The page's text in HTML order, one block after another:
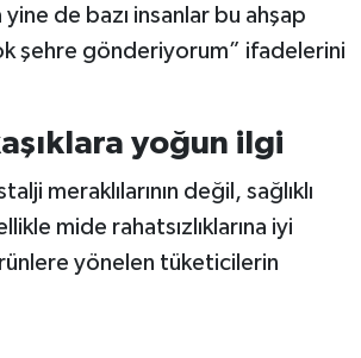
yine de bazı insanlar bu ahşap
şehre gönderiyorum” ifadelerini
yoğun ilgi
meraklılarının değil, sağlıklı
mide rahatsızlıklarına iyi
yönelen tüketicilerin